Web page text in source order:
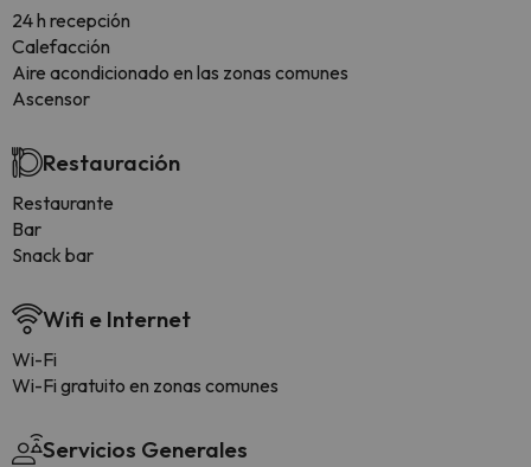
24 h recepción
Calefacción
Aire acondicionado en las zonas comunes
Ascensor
Restauración
Restaurante
Bar
Snack bar
Wifi e Internet
Wi-Fi
Wi-Fi gratuito en zonas comunes
Servicios Generales